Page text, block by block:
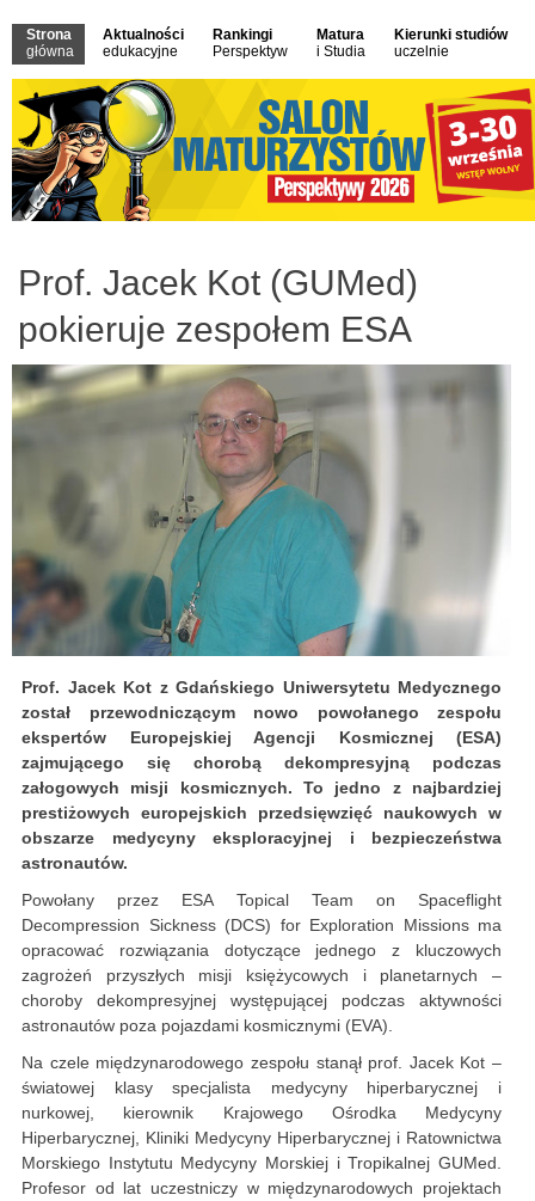
Strona
główna
Aktualności
edukacyjne
Rankingi
Perspektyw
Matura
i Studia
Kierunki studiów
uczelnie
Prof. Jacek Kot (GUMed)
pokieruje zespołem ESA
Prof. Jacek Kot z Gdańskiego Uniwersytetu Medycznego
został przewodniczącym nowo powołanego zespołu
ekspertów Europejskiej Agencji Kosmicznej (ESA)
zajmującego się chorobą dekompresyjną podczas
załogowych misji kosmicznych. To jedno z najbardziej
prestiżowych europejskich przedsięwzięć naukowych w
obszarze medycyny eksploracyjnej i bezpieczeństwa
astronautów.
Powołany przez ESA Topical Team on Spaceflight
Decompression Sickness (DCS) for Exploration Missions ma
opracować rozwiązania dotyczące jednego z kluczowych
zagrożeń przyszłych misji księżycowych i planetarnych –
choroby dekompresyjnej występującej podczas aktywności
astronautów poza pojazdami kosmicznymi (EVA).
Na czele międzynarodowego zespołu stanął prof. Jacek Kot –
światowej klasy specjalista medycyny hiperbarycznej i
nurkowej, kierownik Krajowego Ośrodka Medycyny
Hiperbarycznej, Kliniki Medycyny Hiperbarycznej i Ratownictwa
Morskiego Instytutu Medycyny Morskiej i Tropikalnej GUMed.
Profesor od lat uczestniczy w międzynarodowych projektach